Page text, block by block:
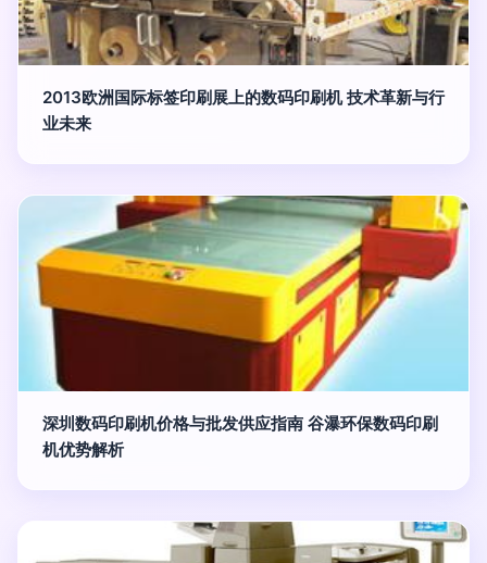
2013欧洲国际标签印刷展上的数码印刷机 技术革新与行
业未来
深圳数码印刷机价格与批发供应指南 谷瀑环保数码印刷
机优势解析